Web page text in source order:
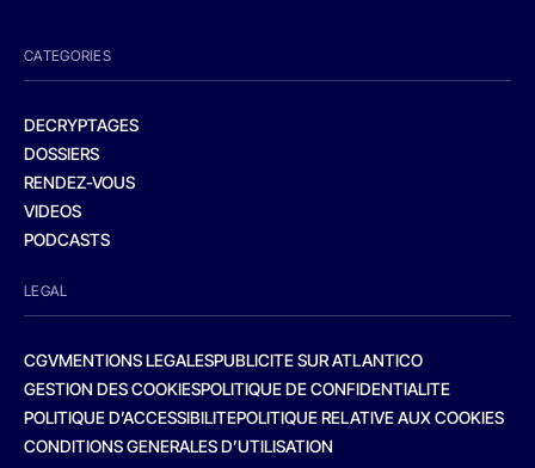
CATEGORIES
DECRYPTAGES
DOSSIERS
RENDEZ-VOUS
VIDEOS
PODCASTS
LEGAL
CGVMENTIONS LEGALESPUBLICITE SUR ATLANTICO
GESTION DES COOKIESPOLITIQUE DE CONFIDENTIALITE
POLITIQUE D’ACCESSIBILITEPOLITIQUE RELATIVE AUX COOKIES
CONDITIONS GENERALES D’UTILISATION